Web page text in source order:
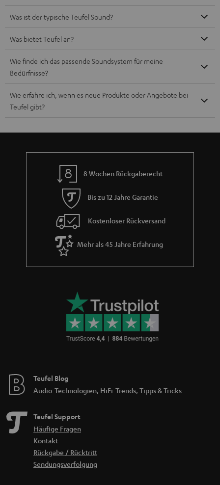
Was ist der typische Teufel Sound?
Was bietet Teufel an?
Wie finde ich das passende Soundsystem für meine
Bedürfnisse?
Wie erfahre ich, wenn es neue Produkte oder Angebote bei
Teufel gibt?
8 Wochen Rückgaberecht
Bis zu 12 Jahre Garantie
Kostenloser Rückversand
Mehr als 45 Jahre Erfahrung
Teufel Blog
Audio-Technologien, HiFi-Trends, Tipps & Tricks
Teufel Support
Häufige Fragen
Kontakt
Rückgabe / Rücktritt
Sendungsverfolgung